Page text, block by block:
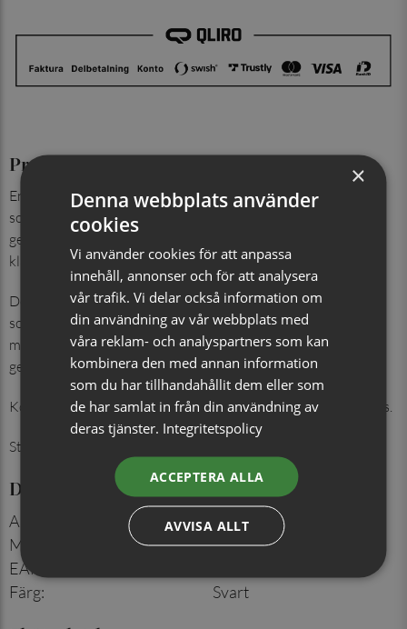
Produktinformation
En enfärgad näsduk i 100% siden med rutmönstrad struktur
som skapar ett markerat men fortsatt sobert uttryck. Väven
ger näsduken liv och djup, samtidigt som den behåller sin
klassiska elegans.
Det exklusiva sidenet tillför naturlig lyster och ett mjukt fall
som lyfter kavaj och kostym. Näsduken är framtagen för att
matcha slips och fluga i samma färger och struktur, för ett
genomtänkt och sammanhållet helhetsintryck.
Kombinera med fluga eller slips i samma färg för extra elegans.
Storlek: 30x30 cm
Detaljer
Artikelnummer
715009921
Material
100% siden
EAN
Färg: Svart
×
Denna webbplats använder
cookies
Vi använder cookies för att anpassa
innehåll, annonser och för att analysera
vår trafik. Vi delar också information om
din användning av vår webbplats med
våra reklam- och analyspartners som kan
kombinera den med annan information
som du har tillhandahållit dem eller som
de har samlat in från din användning av
deras tjänster. Integritetspolicy
ACCEPTERA ALLA
AVVISA ALLT